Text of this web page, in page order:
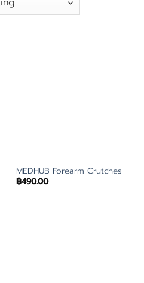
MEDHUB Forearm Crutches
฿490.00